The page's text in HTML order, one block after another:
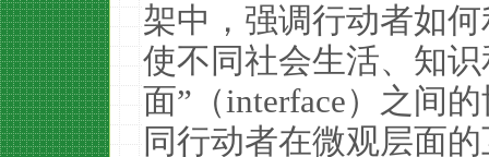
架中，强调行动者如
使不同社会生活、知
面”（interface）之间
同行动者在微观层面